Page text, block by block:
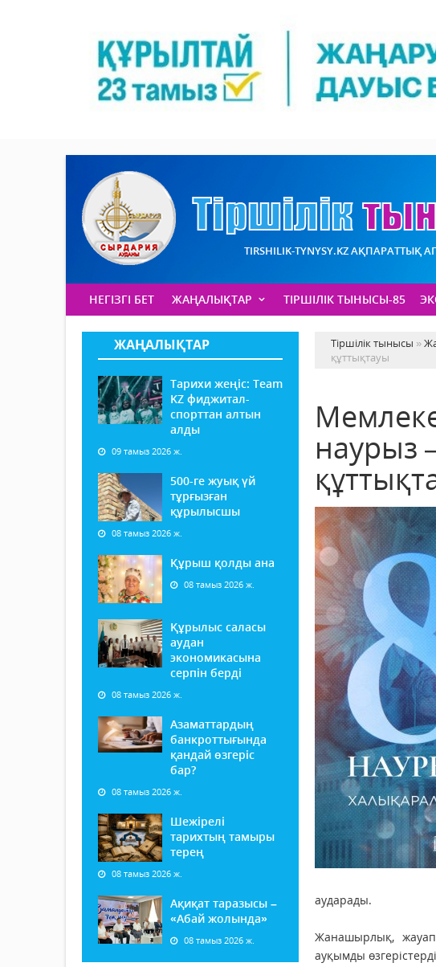
TIRSHILIK-TYNYSY.KZ АҚПАРАТТЫҚ
НЕГІЗГІ БЕТ ЖАҢАЛЫҚТАР ТІРШІЛІК ТЫНЫСЫ-85
ЖАҢАЛЫҚТАР
Тарихи жеңіс: Team
KZ фиджитал-
спорттан алтын
алды
09 тамыз 2026 ж.
500-ге жуық үй
тұрғызған
құрылысшы
08 тамыз 2026 ж.
Құрыш қолды ана
08 тамыз 2026 ж.
Құрылыс саласы
аудан
экономикасына
серпін берді
08 тамыз 2026 ж.
Азаматтардың
банкроттығында
қандай өзгеріс
бар?
08 тамыз 2026 ж.
Шежірелі
тарихтың тамыры
терең
08 тамыз 2026 ж.
Ақиқат таразысы –
«Абай жолында»
08 тамыз 2026 ж.
Тіршілік тынысы »
құттықтауы
наурыз
аударады.
Жанашырлық,
ауқымды